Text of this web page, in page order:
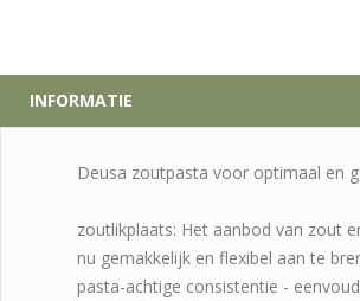
INFORMATIE
Deusa zoutpasta voor optimaal en
zoutlikplaats: Het aanbod van zout
nu gemakkelijk en flexibel aan te
pasta-achtige consistentie -